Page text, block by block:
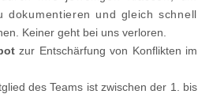
dokumentieren und gleich schnell
Keiner geht bei uns verloren.
zur Entschärfung von Konflikten im
des Teams ist zwischen der 1. bis